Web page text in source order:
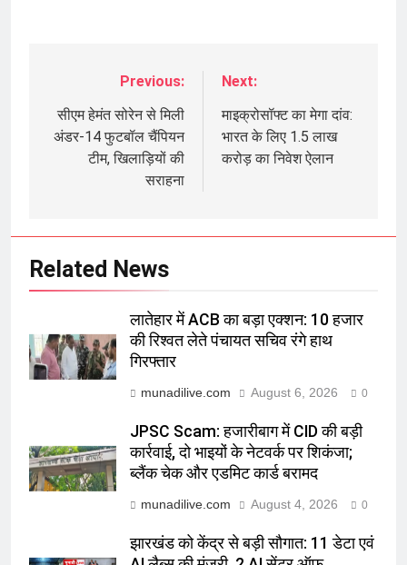
navigation
Previous:
सीएम हेमंत सोरेन से मिली
अंडर-14 फुटबॉल चैंपियन
टीम, खिलाड़ियों की
सराहना
Next:
माइक्रोसॉफ्ट का मेगा दांव:
भारत के लिए 1.5 लाख
करोड़ का निवेश ऐलान
Related News
लातेहार में ACB का बड़ा एक्शन: 10 हजार
की रिश्वत लेते पंचायत सचिव रंगे हाथ
गिरफ्तार
munadilive.com August 6, 2026 0
JPSC Scam: हजारीबाग में CID की बड़ी
कार्रवाई, दो भाइयों के नेटवर्क पर शिकंजा;
ब्लैंक चेक और एडमिट कार्ड बरामद
munadilive.com August 4, 2026 0
झारखंड को केंद्र से बड़ी सौगात: 11 डेटा एवं